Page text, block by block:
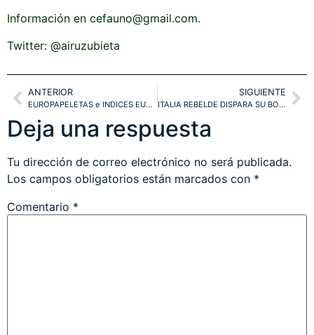
Información en cefauno@gmail.com.
Twitter: @airuzubieta
ANTERIOR
EUROPAPELETAS e INDICES EUROPEOS, ¿COMPRAR SANTANDER y BBVA?. REBOTE TÉCNICO SP500, NASDAQ.
SIGUIENTE
ITALIA REBELDE DISPARA SU BONO-10 AL 3.8%. ANÁLISIS SANTANDER, BBVA, IBEX, DAX, S&P. ESTRATEGIA METALES GANA+27%
Deja una respuesta
Tu dirección de correo electrónico no será publicada.
Los campos obligatorios están marcados con *
Comentario *